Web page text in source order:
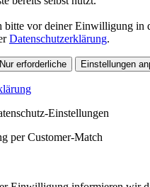
bitte vor deiner Einwilligung in
Datenschutzerklärung.
Nur erforderliche Einstellungen
Einstellungen
per Customer-Match